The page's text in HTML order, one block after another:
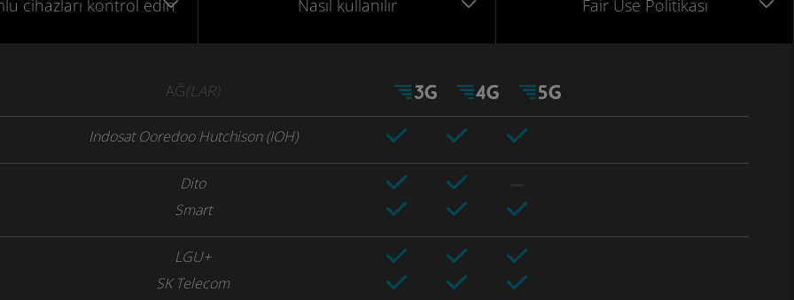
cihazları kontrol edin Nasıl kullanılır Fair Use Politikası
AĞ(LAR)
Indosat Ooredoo Hutchison (IOH)
Dito
Smart
LGU+
SK Telecom